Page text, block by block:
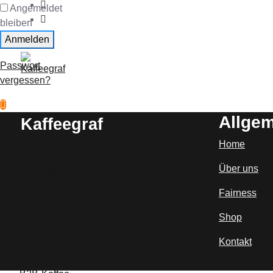
Angemeldet
bleiben
Anmelden
Passwort
vergessen?
Kaffeegraf
Home
Über uns
Fairness
Shop
Kontakt